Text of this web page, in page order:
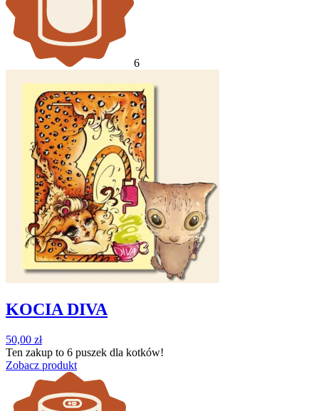
6
KOCIA DIVA
50,00 zł
Ten zakup to 6 puszek dla kotków!
Zobacz produkt